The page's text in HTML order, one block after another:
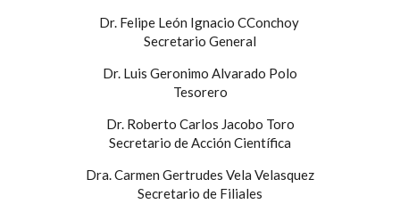
Dr. Felipe León Ignacio CConchoy
Secretario General
Dr. Luis Geronimo Alvarado Polo
Tesorero
Dr. Roberto Carlos Jacobo Toro
Secretario de Acción Científica
Dra. Carmen Gertrudes Vela Velasquez
Secretario de Filiales